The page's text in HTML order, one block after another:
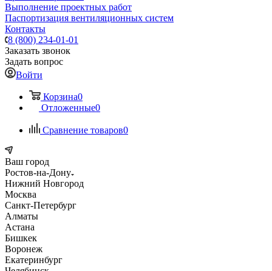
Выполнение проектных работ
Паспортизация вентиляционных систем
Контакты
8 (800) 234-01-01
Заказать звонок
Задать вопрос
Войти
Корзина0
Отложенные0
Сравнение товаров0
Ваш город
Ростов-на-Дону
Нижний Новгород
Москва
Санкт-Петербург
Алматы
Астана
Бишкек
Воронеж
Екатеринбург